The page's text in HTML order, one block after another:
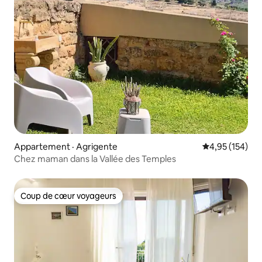
Appartement · Agrigente Note
4,95 (154)
Chez maman dans la Vallée des Temples
Coup de cœur voyageurs
Coup de cœur voyageurs